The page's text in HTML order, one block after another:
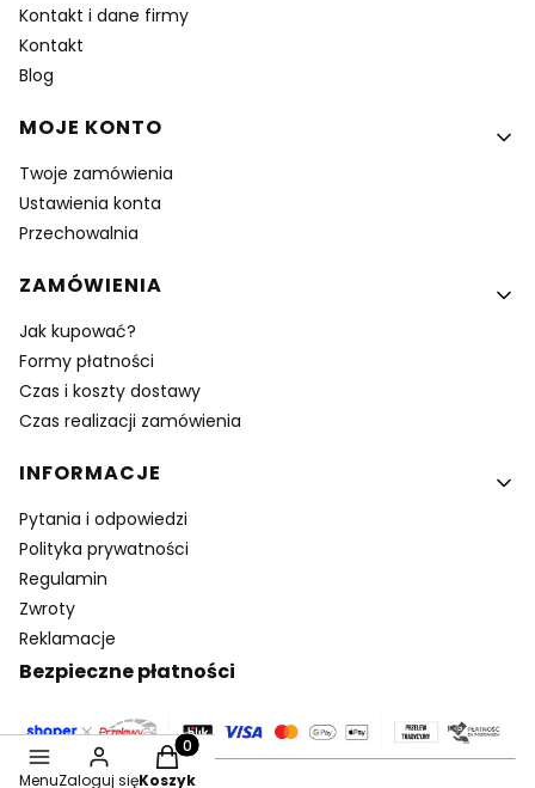
Kontakt i dane firmy
Kontakt
Blog
MOJE KONTO
Twoje zamówienia
Ustawienia konta
Przechowalnia
ZAMÓWIENIA
Jak kupować?
Formy płatności
Czas i koszty dostawy
Czas realizacji zamówienia
INFORMACJE
Pytania i odpowiedzi
Polityka prywatności
Regulamin
Zwroty
Reklamacje
Bezpieczne płatności
MenuZaloguj się
Produkty w koszyku: 0. Zobacz szczegóły
Koszyk